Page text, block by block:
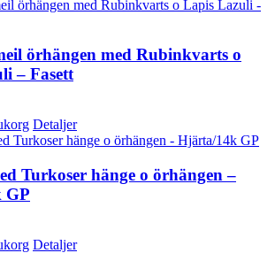
örhängen med Rubinkvarts o
– Fasett
Detaljer
Turkoser hänge o örhängen –
GP
Detaljer